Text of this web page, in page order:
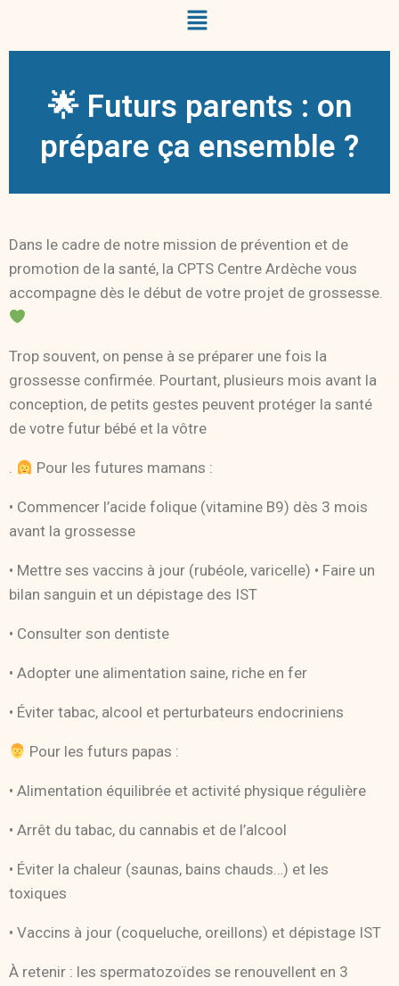
🌟 Futurs parents : on
prépare ça ensemble ?
Dans le cadre de notre mission de prévention et de
promotion de la santé, la CPTS Centre Ardèche vous
accompagne dès le début de votre projet de grossesse.
Trop souvent, on pense à se préparer une fois la
grossesse confirmée. Pourtant, plusieurs mois avant la
conception, de petits gestes peuvent protéger la santé
de votre futur bébé et la vôtre
. Pour les futures mamans :
• Commencer l’acide folique (vitamine B9) dès 3 mois
avant la grossesse
• Mettre ses vaccins à jour (rubéole, varicelle) • Faire un
bilan sanguin et un dépistage des IST
• Consulter son dentiste
• Adopter une alimentation saine, riche en fer
• Éviter tabac, alcool et perturbateurs endocriniens
Pour les futurs papas :
• Alimentation équilibrée et activité physique régulière
• Arrêt du tabac, du cannabis et de l’alcool
• Éviter la chaleur (saunas, bains chauds…) et les
toxiques
• Vaccins à jour (coqueluche, oreillons) et dépistage IST
À retenir : les spermatozoïdes se renouvellent en 3